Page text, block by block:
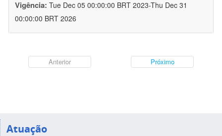
Vigência: Tue Dec 05 00:00:00 BRT 2023-Thu Dec 31
00:00:00 BRT 2026
Anterior Próximo
Atuação